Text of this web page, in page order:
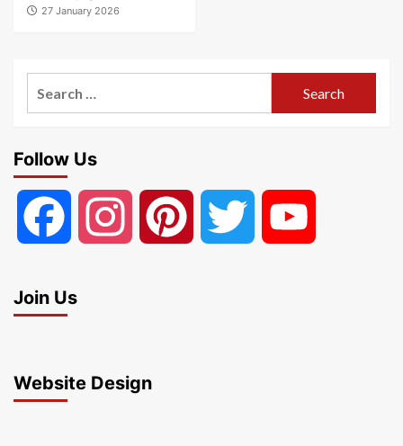
27 January 2026
Follow Us
Facebook Instagram Pinterest Twitter
Join Us
Website Design